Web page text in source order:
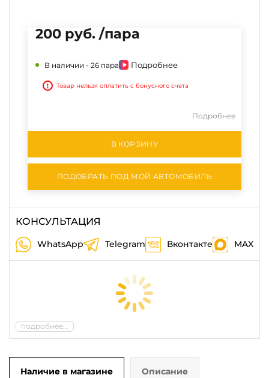
200 руб. /пара
В наличии - 26 пара Подробнее
! Товар нельзя оплатить с бонусного счета
Подробнее
В КОРЗИНУ
ПОДОБРАТЬ ПОД МОЙ АВТОМОБИЛЬ
КОНСУЛЬТАЦИЯ
WhatsApp Telegram Вконтакте MAX
подробнее...
Наличие в магазине Описание